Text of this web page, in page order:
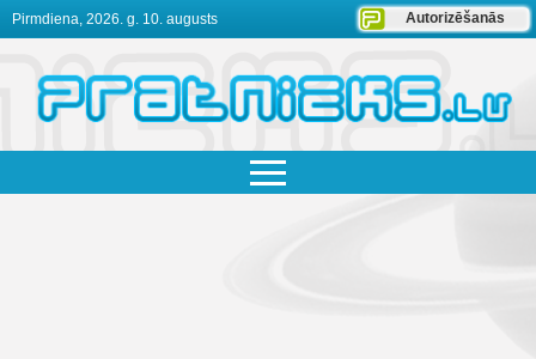
Pirmdiena, 2026. g. 10. augusts Autorizēšanās